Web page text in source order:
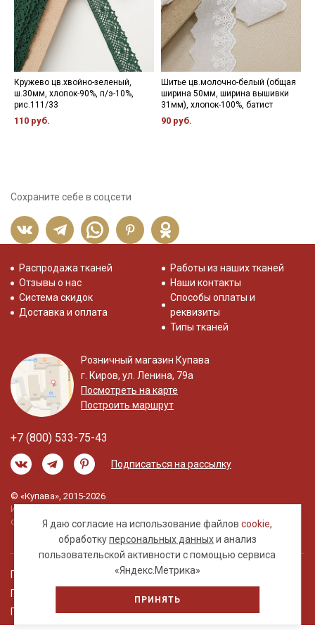
Цветопередача (тон) может отличаться от оригинального
цвета ткани в зависимости от настроек вашего монитора и в
зависимости от партии.
Кружево цв.хвойно-зеленый,
ш.30мм, хлопок-90%, п/э-10%,
рис.111/33
110 руб.
Шитье цв.молочно-белый (общая
ширина 50мм, ширина вышивки
31мм), хлопок-100%, батист
90 руб.
Сохраните себе в соцсети
Я даю согласие на использование файловcookie,
обработкуперсональных данныхи анализ
пользовательской активности с помощью сервиса
«Яндекс.Метрика»
ПРИНЯТЬ
Распродажа тканей
Отзывы о нас
Система скидок
Доставка и оплата
Работы из наших тканей
Наши контакты
Способы оплаты и
реквизиты
Типы тканей
Розничный магазин Купава
г. Киров, ул. Ленина, 79а
Посмотреть на карте
Построить маршрут
+7 (800) 533-75-43
Подписаться на рассылку
© «Купава», 2015-2026
Информация на сайте не является публичной
офертой.
Правовая информация
Политика обработки персональных данных
Пользовательское соглашение